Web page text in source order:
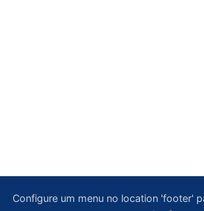
Configure um menu no location 'footer'